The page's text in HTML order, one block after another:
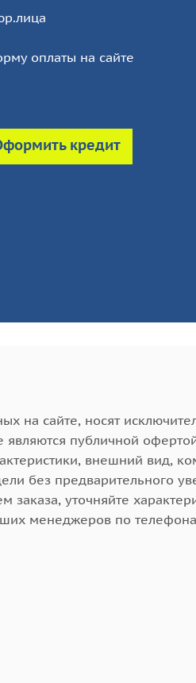
оплаты на сайте
кредит
на сайте, носят
публичной
внешний вид,
без предварительного
уточняйте
менеджеров по